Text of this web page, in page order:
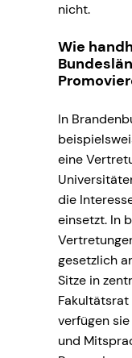
nicht.
Wie
In
eine
die
einsetzt. In
gesetzlich
Sitze in
verfügen
und